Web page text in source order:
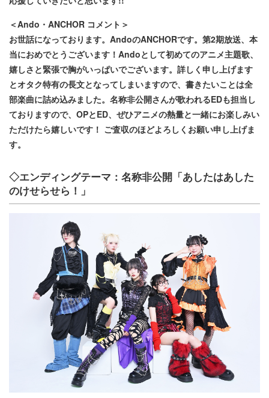
＜Ando・ANCHOR コメント＞
お世話になっております。AndoのANCHORです。第2期放送、本
当におめでとうございます！Andoとして初めてのアニメ主題歌、
嬉しさと緊張で胸がいっぱいでございます。詳しく申し上げます
とオタク特有の長文となってしまいますので、書きたいことは全
部楽曲に詰め込みました。名称非公開さんが歌われるEDも担当し
ておりますので、OPとED、ぜひアニメの熱量と一緒にお楽しみい
ただけたら嬉しいです！ ご査収のほどよろしくお願い申し上げま
す。
◇エンディングテーマ：名称非公開「あしたはあした
のけせらせら！」